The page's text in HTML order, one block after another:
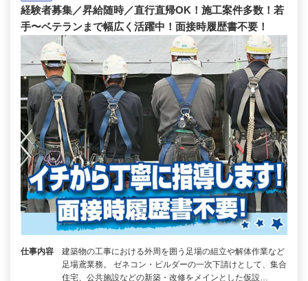
経験者募集／昇給随時／直行直帰OK！施工案件多数！若
手〜ベテランまで幅広く活躍中！面接時履歴書不要！
仕事内容
建築物の工事における外周を囲う足場の組立や解体作業など
足場鳶業務。 ゼネコン・ビルダーの一次下請けとして、集合
住宅、公共施設などの新築・改修をメインとした仮設…